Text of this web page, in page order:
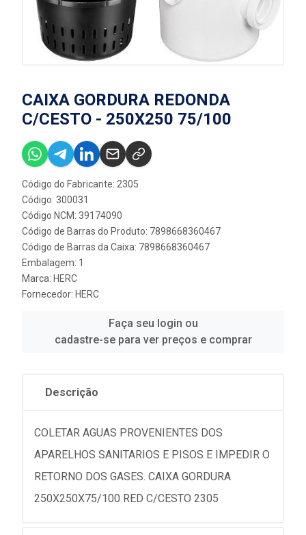
CAIXA GORDURA REDONDA
C/CESTO - 250X250 75/100
Código do Fabricante: 2305
Código: 300031
Código NCM: 39174090
Código de Barras do Produto: 7898668360467
Código de Barras da Caixa: 7898668360467
Embalagem: 1
Marca: HERC
Fornecedor: HERC
Faça seu login ou
cadastre-se para ver preços e comprar
Descrição
COLETAR AGUAS PROVENIENTES DOS
APARELHOS SANITARIOS E PISOS E IMPEDIR O
RETORNO DOS GASES. CAIXA GORDURA
250X250X75/100 RED C/CESTO 2305